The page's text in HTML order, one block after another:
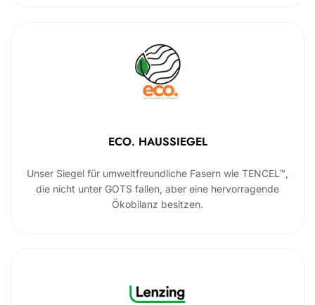
ECO. HAUSSIEGEL
Unser Siegel für umweltfreundliche Fasern wie TENCEL™,
die nicht unter GOTS fallen, aber eine hervorragende
Ökobilanz besitzen.